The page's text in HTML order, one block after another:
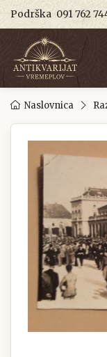
Podrška 091 762
Naslovnica